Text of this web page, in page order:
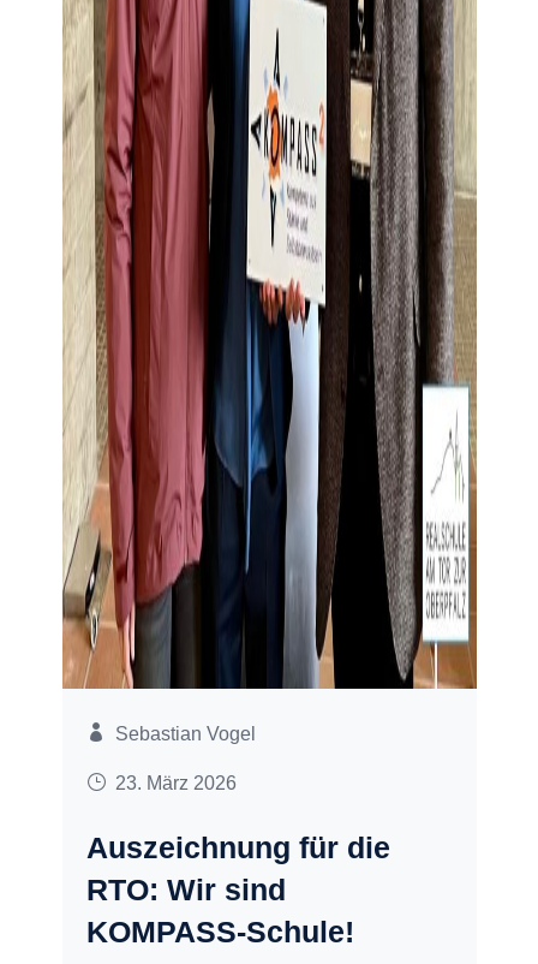
Sebastian Vogel
23. März 2026
Auszeichnung für die
RTO: Wir sind
KOMPASS-Schule!